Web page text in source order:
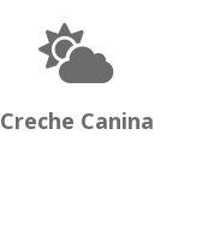
Creche Canina